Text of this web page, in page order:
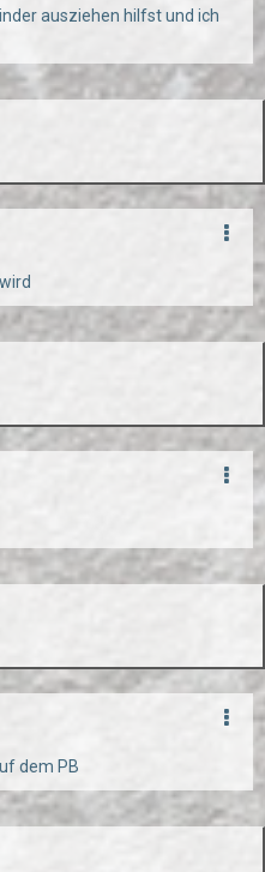
ausziehen hilfst und ich
dem PB